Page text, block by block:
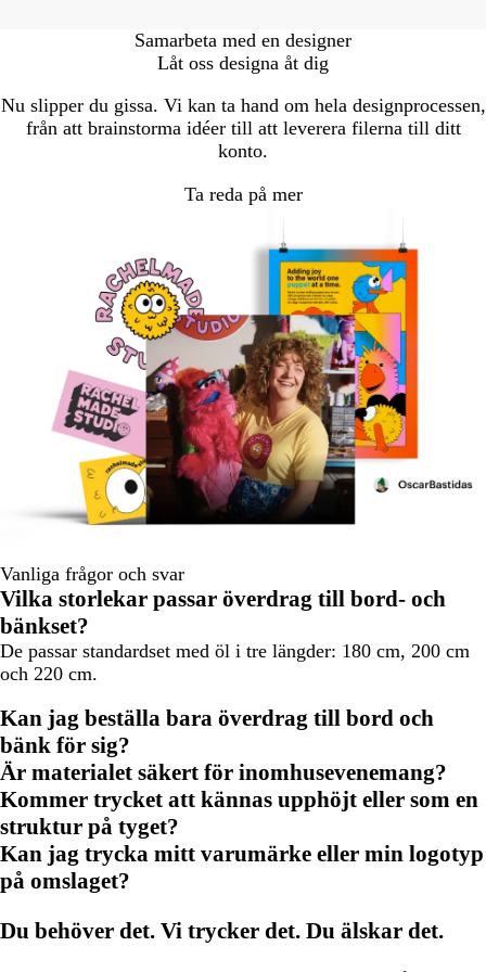
Samarbeta med en designer
Låt oss designa åt dig
Nu slipper du gissa. Vi kan ta hand om hela designprocessen,
från att brainstorma idéer till att leverera filerna till ditt
konto.
Ta reda på mer
Vanliga frågor och svar
Vilka storlekar passar överdrag till bord- och
bänkset?
De passar standardset med öl i tre längder: 180 cm, 200 cm
och 220 cm.
Kan jag beställa bara överdrag till bord och
bänk för sig?
Är materialet säkert för inomhusevenemang?
Kommer trycket att kännas upphöjt eller som en
struktur på tyget?
Kan jag trycka mitt varumärke eller min logotyp
på omslaget?
Du behöver det. Vi trycker det. Du älskar det.